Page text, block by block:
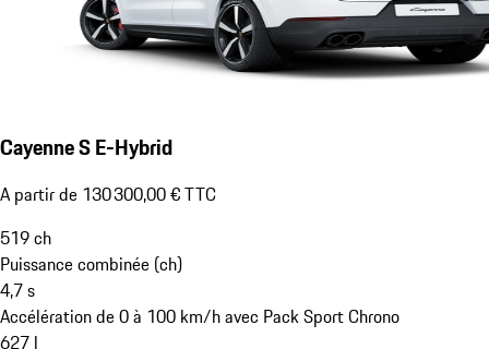
Cayenne S E-Hybrid
A partir de 130 300,00 € TTC
519ch
Puissance combinée (ch)
4,7s
Accélération de 0 à 100 km/h avec Pack Sport Chrono
627 l